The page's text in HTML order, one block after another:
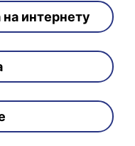
интернету